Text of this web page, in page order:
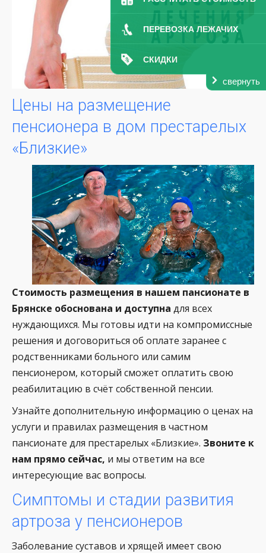
ПЕРЕВОЗКА ЛЕЖАЧИХ
СКИДКИ
свернуть
Цены на размещение
пенсионера в дом престарелых
«Близкие»
Стоимость размещения в нашем пансионате в
Брянске обоснована и доступна для всех
нуждающихся. Мы готовы идти на компромиссные
решения и договориться об оплате заранее с
родственниками больного или самим
пенсионером, который сможет оплатить свою
реабилитацию в счёт собственной пенсии.
Узнайте дополнительную информацию о ценах на
услуги и правилах размещения в частном
пансионате для престарелых «Близкие». Звоните к
нам прямо сейчас, и мы ответим на все
интересующие вас вопросы.
Симптомы и стадии развития
артроза у пенсионеров
Заболевание суставов и хрящей имеет свою